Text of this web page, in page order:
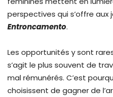
perspectives qui s’offre aux
Entroncamento.
Les opportunités y sont
s’agit le plus souvent de
mal rémunérés. C’est
choisissent de gagner de